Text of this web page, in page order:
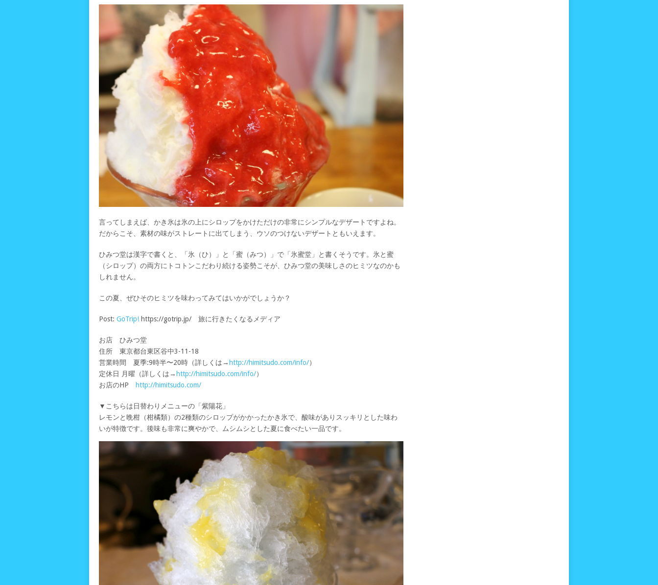
言ってしまえば、かき氷は氷の上にシロップをかけただけの非常にシンプルなデザートですよね。
だからこそ、素材の味がストレートに出てしまう、ウソのつけないデザートともいえます。
ひみつ堂は漢字で書くと、「氷（ひ）」と「蜜（みつ）」で「氷蜜堂」と書くそうです。氷と蜜
（シロップ）の両方にトコトンこだわり続ける姿勢こそが、ひみつ堂の美味しさのヒミツなのかも
しれません。
この夏、ぜひそのヒミツを味わってみてはいかがでしょうか？
Post: GoTrip! https://gotrip.jp/ 旅に行きたくなるメディア
お店 ひみつ堂
住所 東京都台東区谷中3-11-18
営業時間 夏季:9時半〜20時（詳しくは→ http://himitsudo.com/info/）
定休日 月曜（詳しくは→ http://himitsudo.com/info/）
お店のHP
http://himitsudo.com/
▼こちらは日替わりメニューの「紫陽花」
レモンと晩柑（柑橘類）の2種類のシロップがかかったかき氷で、酸味がありスッキリとした味わ
いが特徴です。後味も非常に爽やかで、ムシムシとした夏に食べたい一品です。